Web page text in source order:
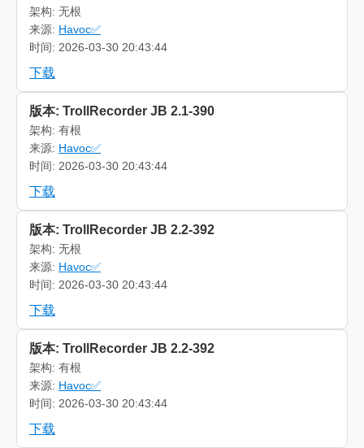
架构: 无根
来源: Havoc✅
时间: 2026-03-30 20:43:44
下载
版本: TrollRecorder JB 2.1-390
架构: 有根
来源: Havoc✅
时间: 2026-03-30 20:43:44
下载
版本: TrollRecorder JB 2.2-392
架构: 无根
来源: Havoc✅
时间: 2026-03-30 20:43:44
下载
版本: TrollRecorder JB 2.2-392
架构: 有根
来源: Havoc✅
时间: 2026-03-30 20:43:44
下载